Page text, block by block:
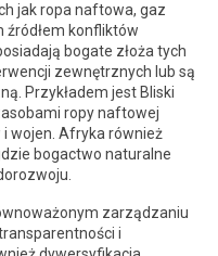
jak ropa naftowa, gaz
źródłem konfliktów
bogate złoża tych
zewnętrznych lub są
Przykładem jest Bliski
ropy naftowej
i wojen. Afryka również
bogactwo naturalne
zarządzaniu
i